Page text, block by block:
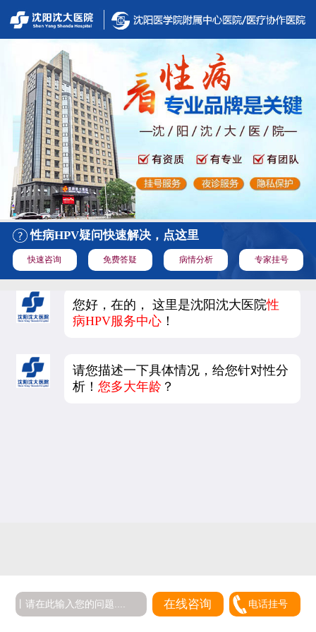
性病HPV疑问快速解决，点这里
快速咨询 免费答疑 病情分析 专家挂号
您好，在的， 这里是沈阳沈大医院性
病HPV服务中心 ！
请您描述一下具体情况，给您针对性分
析！您多大年龄 ？
在线咨询 电话挂号